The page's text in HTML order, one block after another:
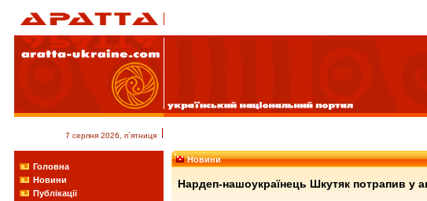
7 серпня 2026, п`ятниця
Головна
Новини
Публікації
Новини
Нардеп-нашоукраїнець Шкутяк потрапив у